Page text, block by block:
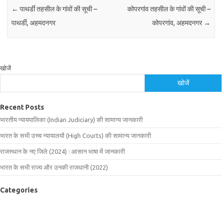
← पाथर्डी तहसील के गांवों की सूची –
पाथर्डी, अहमदनगर
कोपरगांव तहसील के गांवों की सूची –
कोपरगांव, अहमदनगर →
खोजें
खोजें
Recent Posts
भारतीय न्यायपालिका (Indian Judiciary) की सामान्य जानकारी
भारत के सभी उच्च न्यायालयों (High Courts) की सामान्य जानकारी
राजस्थान के नए जिले (2024) : आसान भाषा में जानकारी
भारत के सभी राज्य और उनकी राजधानी (2022)
Categories